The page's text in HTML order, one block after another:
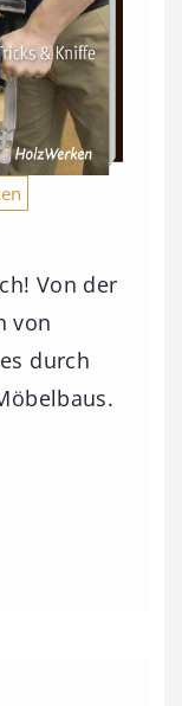
Von der
von
durch